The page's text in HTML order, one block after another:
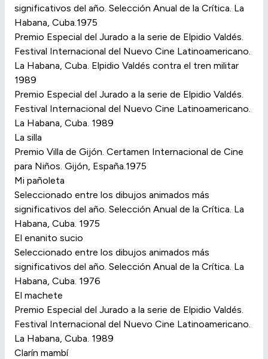
significativos del año. Selección Anual de la Crítica. La
Habana, Cuba.1975
Premio Especial del Jurado a la serie de Elpidio Valdés.
Festival Internacional del Nuevo Cine Latinoamericano.
La Habana, Cuba. Elpidio Valdés contra el tren militar
1989
Premio Especial del Jurado a la serie de Elpidio Valdés.
Festival Internacional del Nuevo Cine Latinoamericano.
La Habana, Cuba. 1989
La silla
Premio Villa de Gijón. Certamen Internacional de Cine
para Niños. Gijón, España.1975
Mi pañoleta
Seleccionado entre los dibujos animados más
significativos del año. Selección Anual de la Crítica. La
Habana, Cuba. 1975
El enanito sucio
Seleccionado entre los dibujos animados más
significativos del año. Selección Anual de la Crítica. La
Habana, Cuba. 1976
El machete
Premio Especial del Jurado a la serie de Elpidio Valdés.
Festival Internacional del Nuevo Cine Latinoamericano.
La Habana, Cuba. 1989
Clarín mambí